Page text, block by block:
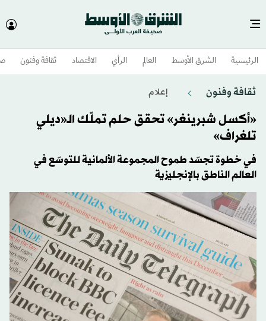
الرئيسية الشرق الأوسط​ العالم الرأي الاقتصاد ثقافة وفنون
ثقافة وفنون إعلام
«أكسل شبرينغر» تحقق حلم تملّك الـ«ديلي
تلغراف»
في خطوة تجسّد طموح المجموعة الألمانية للتوسّع في
العالم الناطق بالإنجليزية